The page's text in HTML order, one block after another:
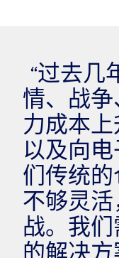
“过去几
情、战
力成本
以及向
们传统
不够灵
战。我
的解决